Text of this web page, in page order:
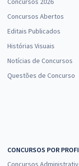
Concursos Abertos
Editais Publicados
Histórias Visuais
Notícias de Concursos
Questões de Concurso
CONCURSOS POR
Concursos